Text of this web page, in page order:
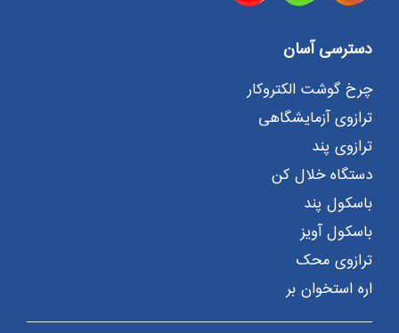
دسترسی آسان
چرخ گوشت الکتروکار
ترازوی آزمایشگاهی
ترازوی پند
دستگاه خلال کن
باسکول پند
باسکول آویز
ترازوی محک
اره استخوان بر